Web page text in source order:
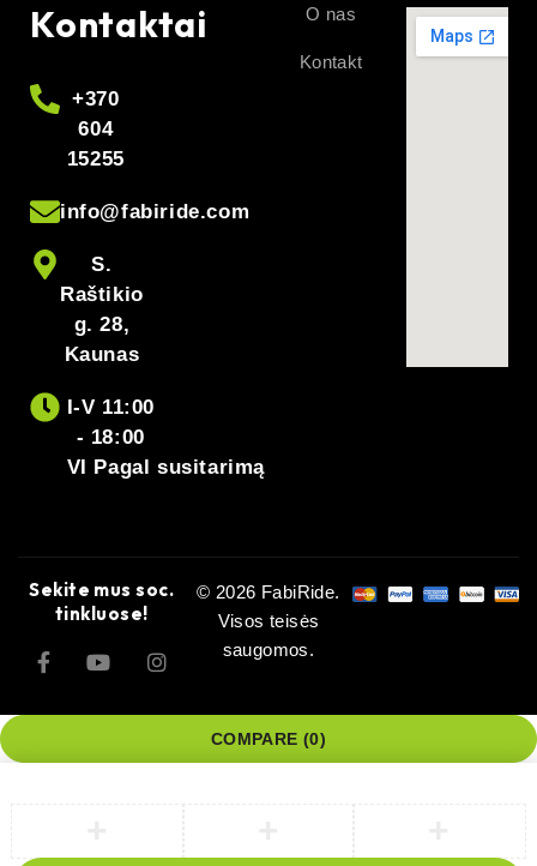
Kontaktai
+370
604
15255
info@fabiride.com
S.
Raštikio
g. 28,
Kaunas
I-V 11:00
- 18:00
VI Pagal susitarimą
O nas
Kontakt
Sekite mus soc.
tinkluose!
© 2026 FabiRide.
Visos teisės
saugomos.
COMPARE (0)